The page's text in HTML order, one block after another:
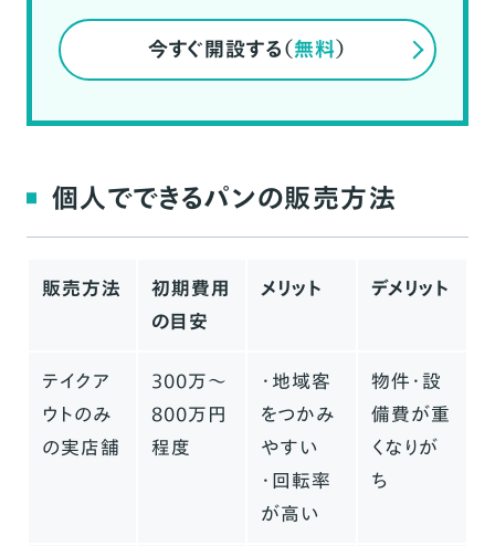
今すぐ開設する（無料）
個人でできるパンの販売方法
販売方法
初期費用
の目安
メリット デメリット
テイクア
ウトのみ
の実店舗
300万〜
800万円
程度
・地域客
をつかみ
やすい
・回転率
が高い
物件・設
備費が重
くなりが
ち